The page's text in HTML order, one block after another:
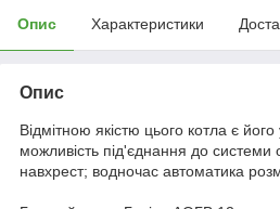
Опис Характеристики
Опис
Відмітною якістю цього котла є його
можливість під'єднання до системи
навхрест; водночас автоматика